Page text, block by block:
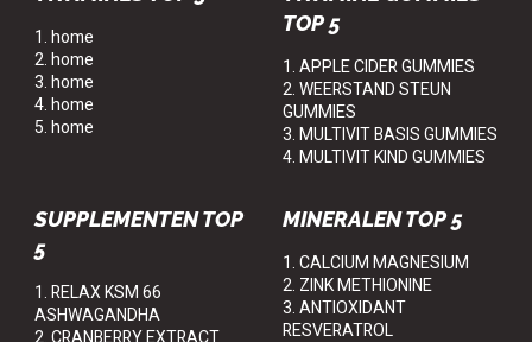
1. home
2. home
3. home
4. home
5. home
TOP 5
1. APPLE CIDER GUMMIES
2. WEERSTAND STEUN
GUMMIES
3. MULTIVIT BASIS GUMMIES
4. MULTIVIT KIND GUMMIES
SUPPLEMENTEN TOP
5
1. RELAX KSM 66
ASHWAGANDHA
MINERALEN TOP 5
1. CALCIUM MAGNESIUM
2. ZINK METHIONINE
3. ANTIOXIDANT
RESVERATROL